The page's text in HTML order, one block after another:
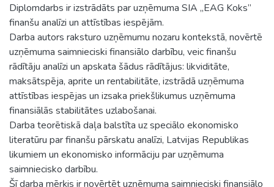
Diplomdarbs ir izstrādāts par uzņēmuma SIA „EAG Koks”
finanšu analīzi un attīstības iespējām.
Darba autors raksturo uzņēmumu nozaru kontekstā, novērtē
uzņēmuma saimnieciski finansiālo darbību, veic finanšu
rādītāju analīzi un apskata šādus rādītājus: likviditāte,
maksātspēja, aprite un rentabilitāte, izstrādā uzņēmuma
attīstības iespējas un izsaka priekšlikumus uzņēmuma
finansiālās stabilitātes uzlabošanai.
Darba teorētiskā daļa balstīta uz speciālo ekonomisko
literatūru par finanšu pārskatu analīzi, Latvijas Republikas
likumiem un ekonomisko informāciju par uzņēmuma
saimniecisko darbību.
Šī darba mērķis ir novērtēt uzņēmuma saimnieciski finansiālo